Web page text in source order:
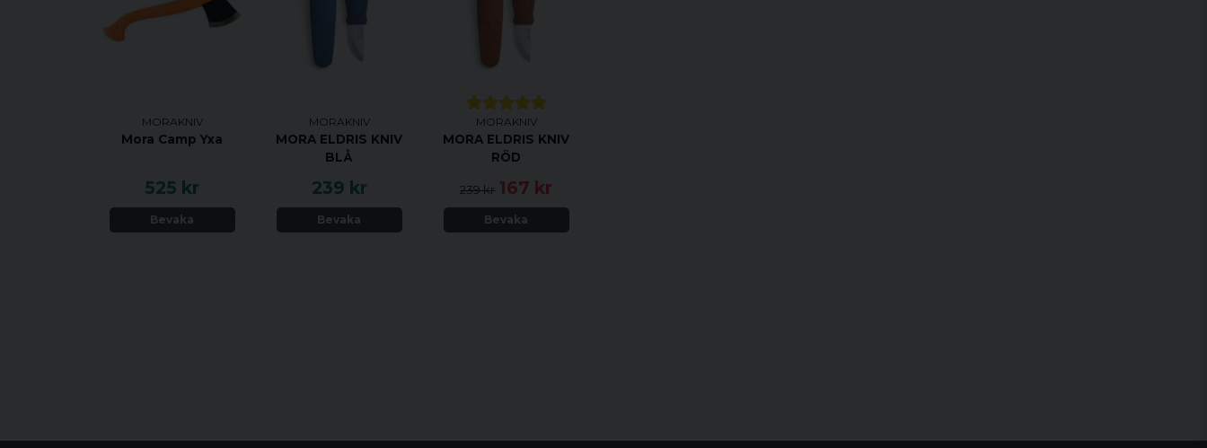
MORAKNIV
Mora Camp Yxa
525 kr
Bevaka
MORAKNIV
MORA ELDRIS KNIV
BLÅ
239 kr
Bevaka
MORAKNIV
MORA ELDRIS KNIV
RÖD
239 kr 167 kr
Bevaka